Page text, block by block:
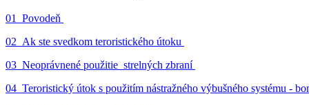
01_Povodeň
02_Ak ste svedkom teroristického útoku
03_Neoprávnené použitie strelných zbraní
04_Teroristický útok s použitím nástražného výbušného systému -